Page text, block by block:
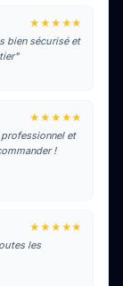
★★★★★
bien sécurisé et
★★★★★
et
!
★★★★★
les